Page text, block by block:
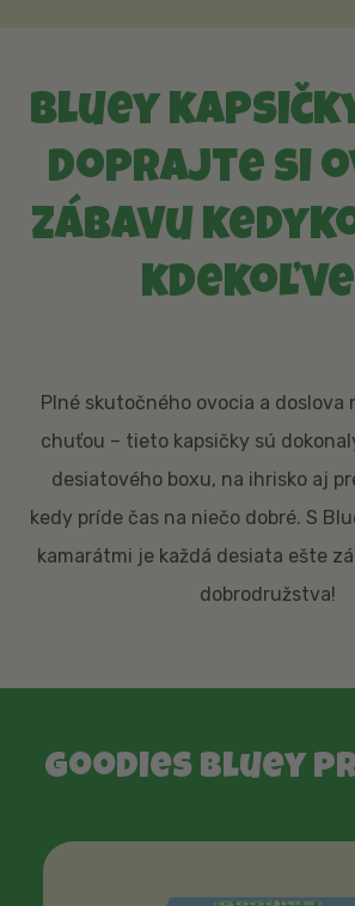
Bluey
Doprajte si
zábavu
Plné skutočného ovocia a doslova
chuťou – tieto kapsičky sú
desiatového boxu, na ihrisko aj
kedy príde čas na niečo dobré. S
kamarátmi je každá desiata ešte
dobrodružstva!
Goodies Bluey